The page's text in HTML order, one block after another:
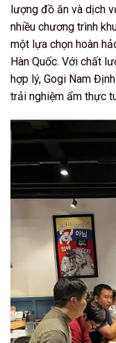
lượng đồ ăn và dịch
nhiều chương trình
một lựa chọn hoàn
Hàn Quốc. Với chất
hợp lý, Gogi Nam
trải nghiệm ẩm thực